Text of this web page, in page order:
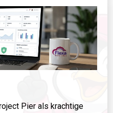
Pier als krachtige